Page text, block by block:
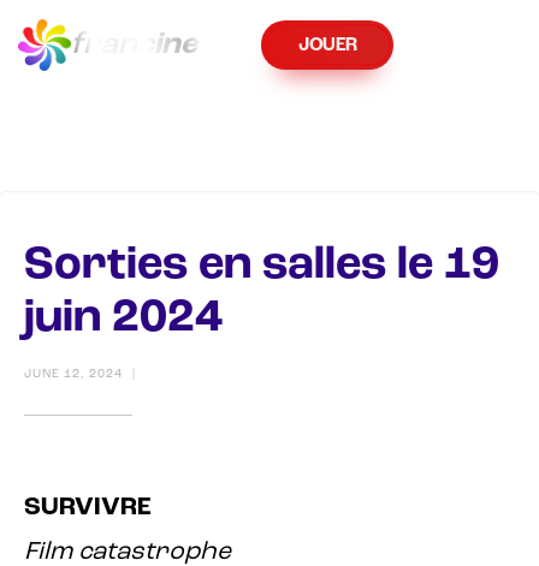
fran cine JOUER
Sorties en salles le 19
juin 2024
JUNE 12, 2024
SURVIVRE
Film catastrophe